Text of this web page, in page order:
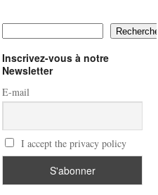
Rechercher
Inscrivez-vous à notre
Newsletter
E-mail
I accept the privacy policy